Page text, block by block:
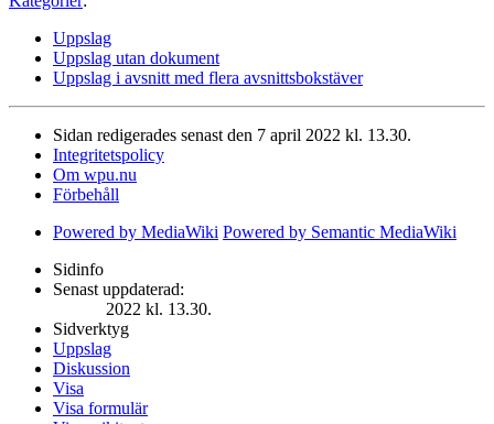
Uppslag
Uppslag utan dokument
Uppslag i avsnitt med flera avsnittsbokstäver
Sidan redigerades senast den 7 april 2022 kl. 13.30.
Integritetspolicy
Om wpu.nu
Förbehåll
Powered by MediaWiki Powered by Semantic MediaWiki
Sidinfo
Senast uppdaterad:
2022 kl. 13.30.
Sidverktyg
Uppslag
Diskussion
Visa
Visa formulär